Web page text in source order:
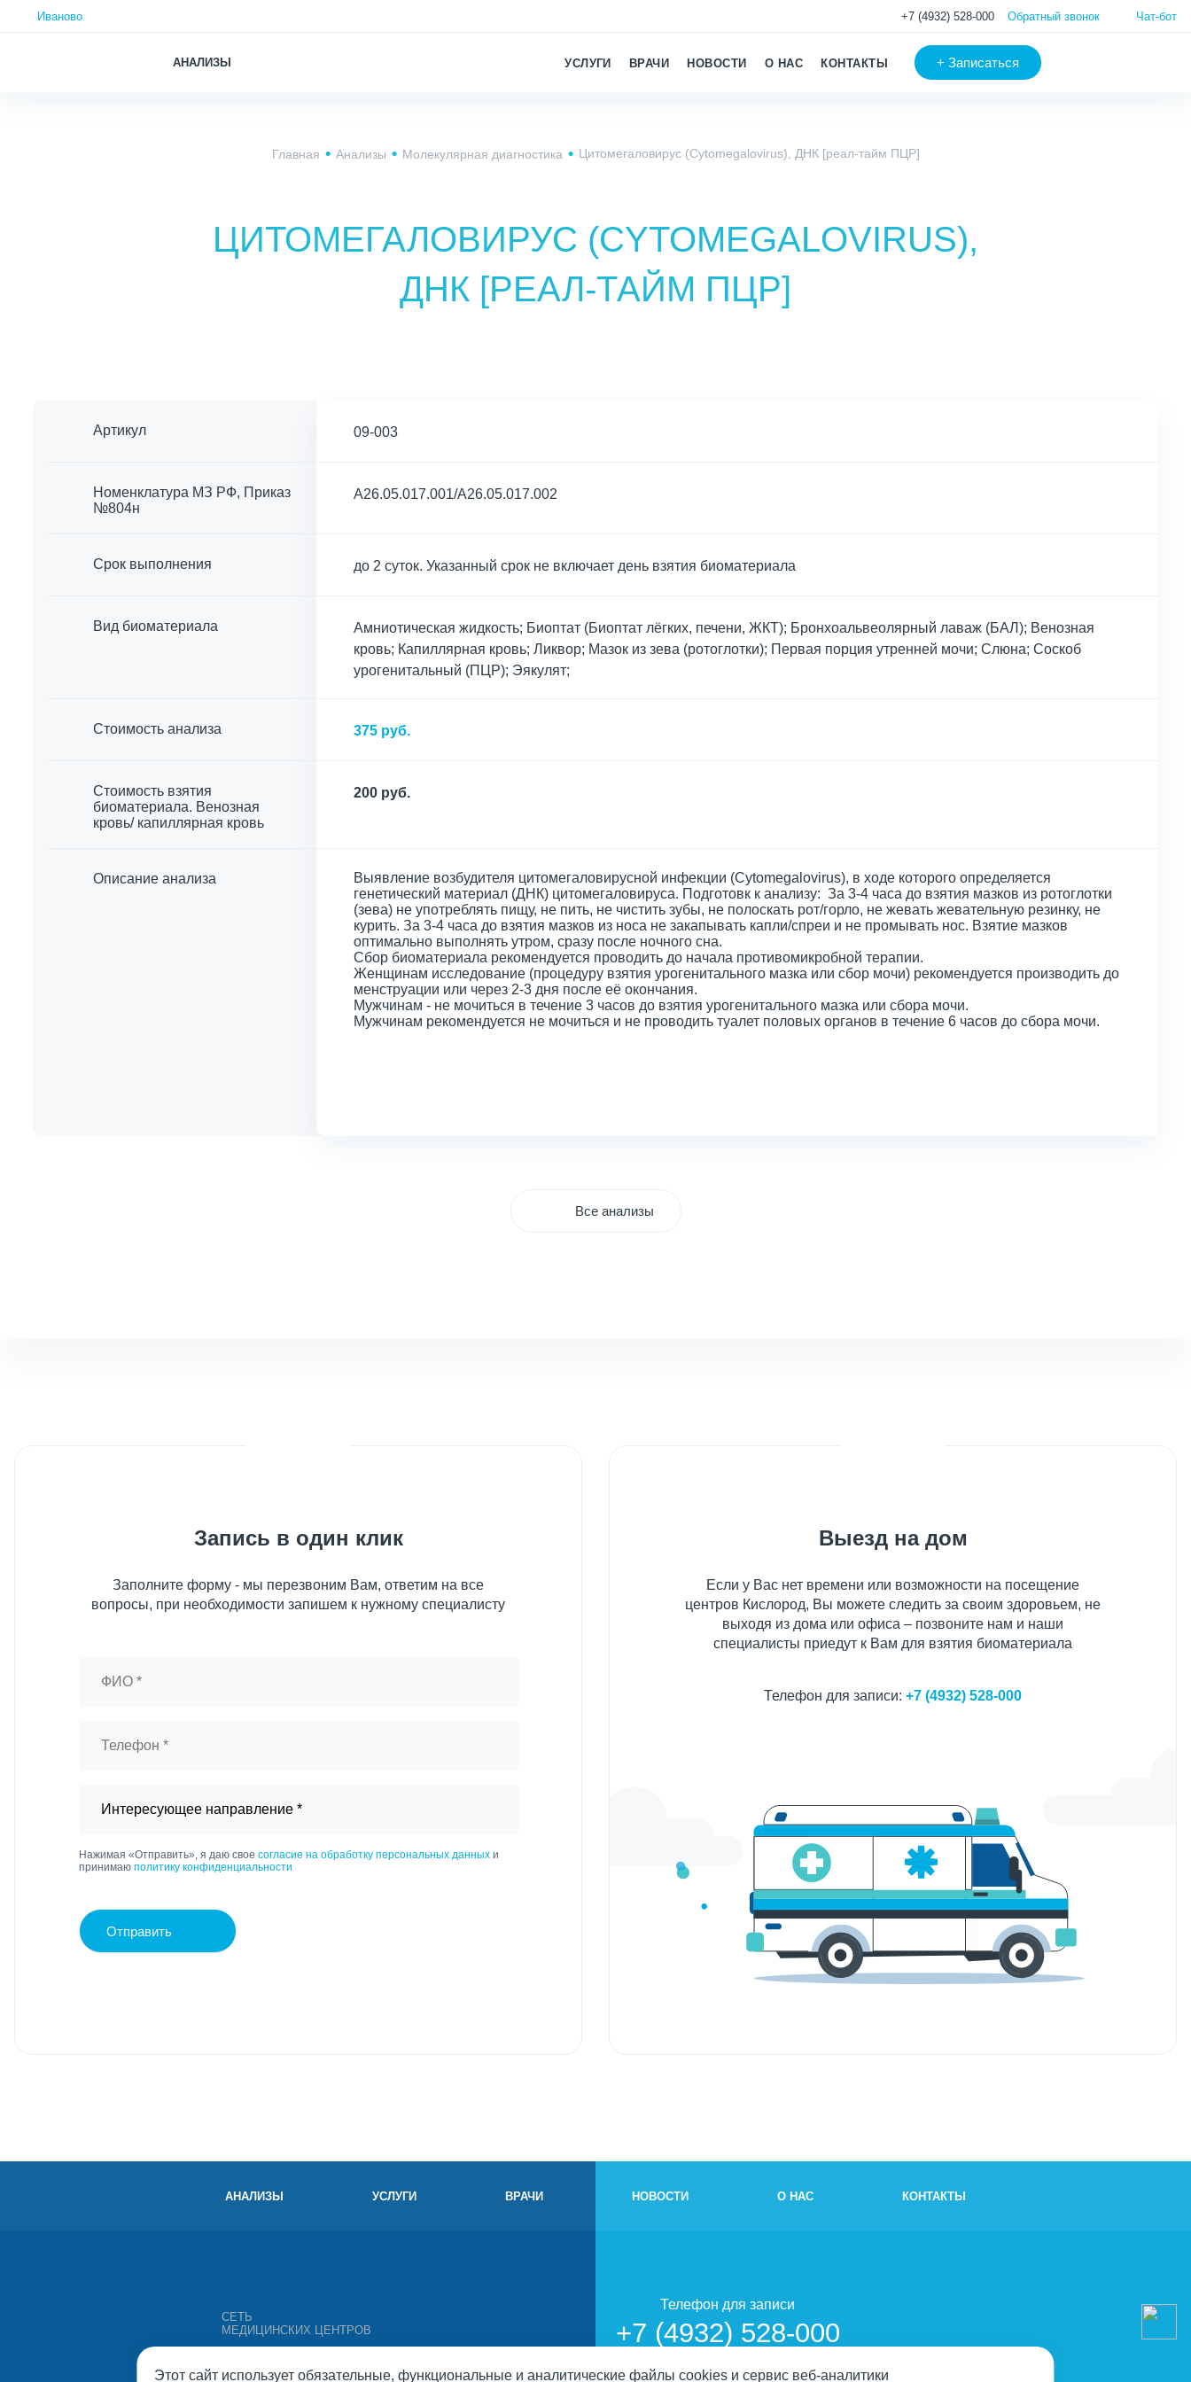
Иваново +7 (4932) 528-000 Обратный звонок Чат-бот
АНАЛИЗЫ УСЛУГИ ВРАЧИ НОВОСТИ О НАС КОНТАКТЫ + Записаться
Главная Анализы Молекулярная диагностика Цитомегаловирус (Cytomegalovirus), ДНК [реал-тайм ПЦР]
ЦИТОМЕГАЛОВИРУС (CYTOMEGALOVIRUS),
ДНК [РЕАЛ-ТАЙМ ПЦР]
Артикул 09-003
Номенклатура МЗ РФ, Приказ
№804н
A26.05.017.001/A26.05.017.002
Срок выполнения до 2 суток. Указанный срок не включает день взятия биоматериала
Вид биоматериала
Амниотическая жидкость; Биоптат (Биоптат лёгких, печени, ЖКТ); Бронхоальвеолярный лаваж (БАЛ); Венозная
кровь; Капиллярная кровь; Ликвор; Мазок из зева (ротоглотки); Первая порция утренней мочи; Слюна; Соскоб
урогенитальный (ПЦР); Эякулят;
Cтоимость анализа 375 руб.
Стоимость взятия
биоматериала. Венозная
кровь/ капиллярная кровь
200 руб.
Описание анализа
Выявление возбудителя цитомегаловирусной инфекции (Cytomegalovirus), в ходе которого определяется
генетический материал (ДНК) цитомегаловируса. Подготовк к анализу: За 3-4 часа до взятия мазков из ротоглотки
(зева) не употреблять пищу, не пить, не чистить зубы, не полоскать рот/горло, не жевать жевательную резинку, не
курить. За 3-4 часа до взятия мазков из носа не закапывать капли/спреи и не промывать нос. Взятие мазков
оптимально выполнять утром, сразу после ночного сна.
Сбор биоматериала рекомендуется проводить до начала противомикробной терапии.
Женщинам исследование (процедуру взятия урогенитального мазка или сбор мочи) рекомендуется производить до
менструации или через 2-3 дня после её окончания.
Мужчинам - не мочиться в течение 3 часов до взятия урогенитального мазка или сбора мочи.
Мужчинам рекомендуется не мочиться и не проводить туалет половых органов в течение 6 часов до сбора мочи.
Все анализы
Запись в один клик
Заполните форму - мы перезвоним Вам, ответим на все
вопросы, при необходимости запишем к нужному специалисту
Нажимая «Отправить», я даю свое согласие на обработку персональных данныхи
принимаю политику конфиденциальности
Отправить
Выезд на дом
Если у Вас нет времени или возможности на посещение
центров Кислород, Вы можете следить за своим здоровьем, не
выходя из дома или офиса – позвоните нам и наши
специалисты приедут к Вам для взятия биоматериала
Телефон для записи: +7 (4932) 528-000
АНАЛИЗЫ УСЛУГИ ВРАЧИ НОВОСТИ О НАС КОНТАКТЫ
СЕТЬ
МЕДИЦИНСКИХ ЦЕНТРОВ
Телефон для записи
+7 (4932) 528-000
Этот сайт использует обязательные, функциональные и аналитические файлы cookies и сервис веб-аналитики